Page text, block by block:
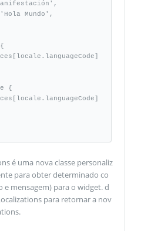
é uma nova classe personaliz
para obter determinado co
mensagem) para o widget. d
para retornar a nov